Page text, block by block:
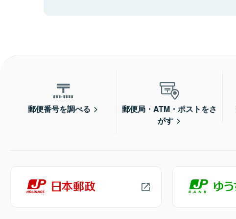
郵便番号を調べる
郵便局・ATM・ポストをさ
がす